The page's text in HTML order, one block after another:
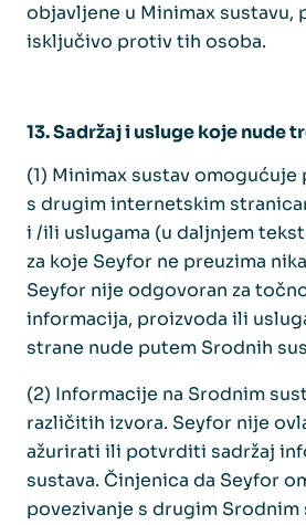
objavljene u Minimax sustavu,
isključivo protiv tih osoba.
13. Sadržaj i usluge koje nude
(1) Minimax sustav omogućuje
s drugim internetskim
i /ili uslugama (u daljnjem
za koje Seyfor ne preuzima
Seyfor nije odgovoran za
informacija, proizvoda ili
strane nude putem Srodnih
(2) Informacije na Srodnim
različitih izvora. Seyfor nije
ažurirati ili potvrditi sadržaj
sustava. Činjenica da Seyfor
povezivanje s drugim Srodnim